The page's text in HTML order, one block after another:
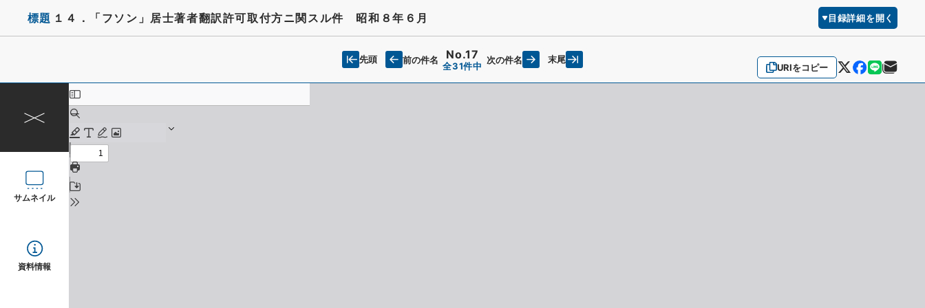
標題 １４．「フソン」居士著者翻訳許可取付方ニ関スル件 昭和８年６月 目録詳細を開く
URIをコピー
先頭 前の件名 No.17
全31件中
次の件名 末尾
サムネイル
資料情報